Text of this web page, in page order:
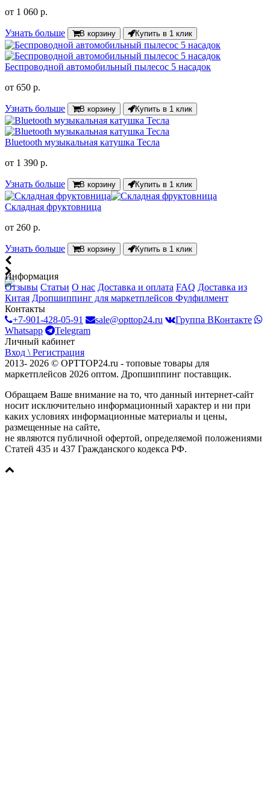
от 1 060 р.
Узнать больше В корзину Купить в 1 клик
Беспроводной автомобильный пылесос 5 насадок
от 650 р.
Узнать больше В корзину Купить в 1 клик
Bluetooth музыкальная катушка Тесла
от 1 390 р.
Узнать больше В корзину Купить в 1 клик
Складная фруктовница
от 260 р.
Узнать больше В корзину Купить в 1 клик
Информация
Отзывы Статьи О нас Доставка и оплата FAQ Доставка из
Китая Дропшиппинг для маркетплейсов Фулфилмент
Контакты
+7-901-428-05-91
sale@opttop24.ru
Группа ВКонтакте
Whatsapp
Telegram
Личный кабинет
Вход \ Регистрация
2013- 2026 © OPTTOP24.ru - топовые товары для
маркетплейсов 2026 оптом. Дропшиппинг поставщик.
Обращаем Ваше внимание на то, что данный интернет-сайт
носит исключительно информационный характер и ни при
каких условиях информационные материалы и цены,
размещенные на сайте,
не являются публичной офертой, определяемой положениями
Статей 435 и 437 Гражданского кодекса РФ.